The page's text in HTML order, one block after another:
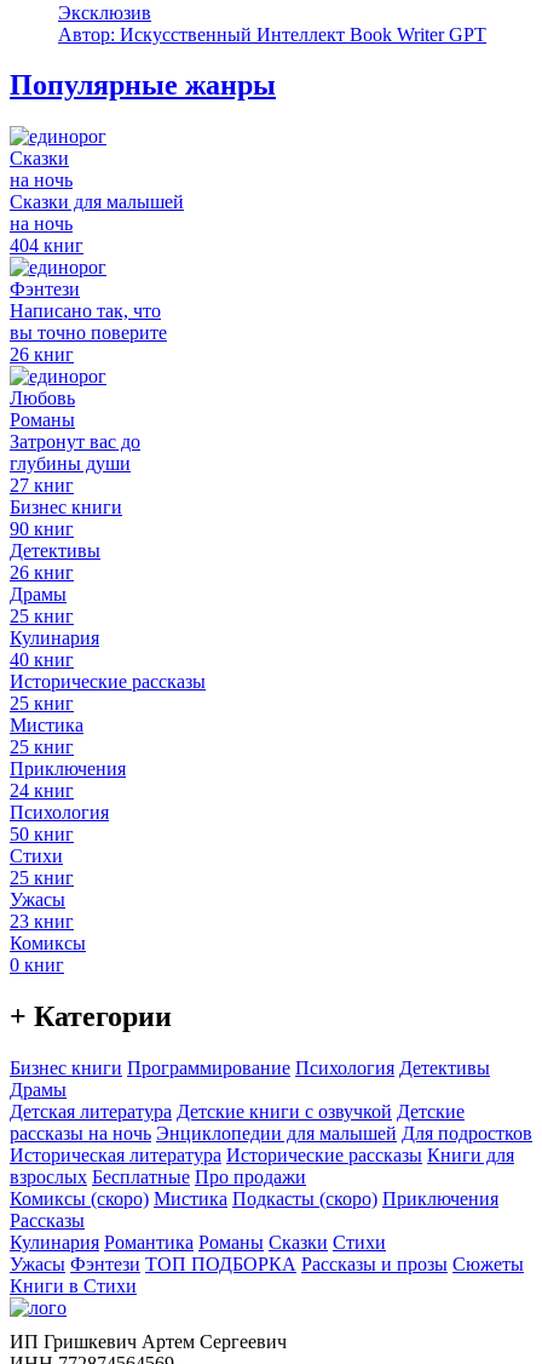
Эксклюзив
Автор: Искусственный Интеллект Book Writer GPT
Популярные жанры
Сказки
на ночь
Сказки для малышей
на ночь
404 книг
Фэнтези
Написано так, что
вы точно поверите
26 книг
Любовь
Романы
Затронут вас до
глубины души
27 книг
Бизнес книги
90 книг
Детективы
26 книг
Драмы
25 книг
Кулинария
40 книг
Исторические рассказы
25 книг
Мистика
25 книг
Приключения
24 книг
Психология
50 книг
Стихи
25 книг
Ужасы
23 книг
Комиксы
0 книг
+ Категории
Бизнес книги Программирование Психология Детективы
Драмы
Детская литература Детские книги с озвучкой Детские
рассказы на ночь Энциклопедии для малышей Для подростков
Историческая литература Исторические рассказы Книги для
взрослых Бесплатные Про продажи
Комиксы (скоро) Мистика Подкасты (скоро) Приключения
Рассказы
Кулинария Романтика Романы Сказки Стихи
Ужасы Фэнтези ТОП ПОДБОРКА Рассказы и прозы Сюжеты
Книги в Стихи
ИП Гришкевич Артем Сергеевич